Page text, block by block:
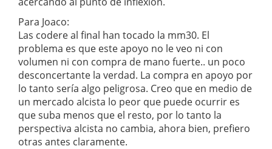
Para Joaco:
Las codere al final han tocado la mm30. El
problema es que este apoyo no le veo ni con
volumen ni con compra de mano fuerte.. un poco
desconcertante la verdad. La compra en apoyo por
lo tanto sería algo peligrosa. Creo que en medio de
un mercado alcista lo peor que puede ocurrir es
que suba menos que el resto, por lo tanto la
perspectiva alcista no cambia, ahora bien, prefiero
otras antes claramente.